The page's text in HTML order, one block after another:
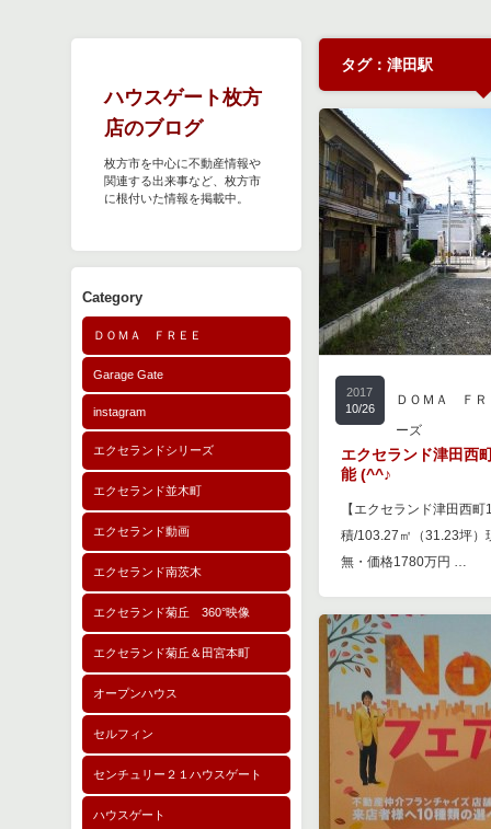
ハウスゲート枚方
店のブログ
枚方市を中心に不動産情報や
関連する出来事など、枚方市
に根付いた情報を掲載中。
Category
ＤＯＭＡ ＦＲＥＥ
Garage Gate
instagram
エクセランドシリーズ
エクセランド並木町
エクセランド動画
エクセランド南茨木
エクセランド菊丘 360°映像
エクセランド菊丘＆田宮本町
オープンハウス
セルフィン
センチュリー２１ハウスゲート
ハウスゲート
タグ：津田駅
2017
10/26
ＤＯＭＡ ＦＲ
ーズ
エクセランド津田西
能 (^^♪
【エクセランド津田西
積/103.27㎡（31.23坪）
無・価格1780万円 …